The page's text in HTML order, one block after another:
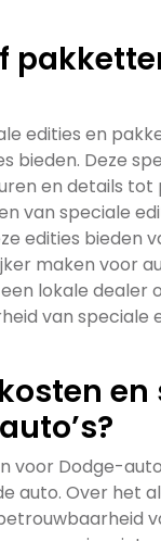
edities en
Deze
en details
van speciale
edities bieden
maken voor
lokale dealer
van speciale
Dodge-
auto. Over het